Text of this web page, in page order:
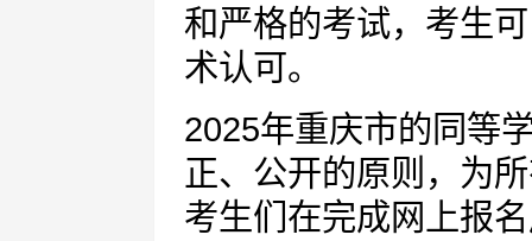
和严格的考试，考生
术认可。
2025年重庆市的同等
正、公开的原则，为
考生们在完成网上报